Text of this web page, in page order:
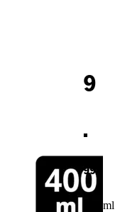
9
.
99
400 ml